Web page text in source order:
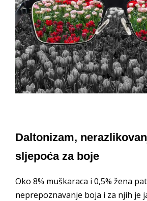
Daltonizam,
sljepoća za boje
Oko 8% muškaraca i 0,5% žena
neprepoznavanje boja i za njih je